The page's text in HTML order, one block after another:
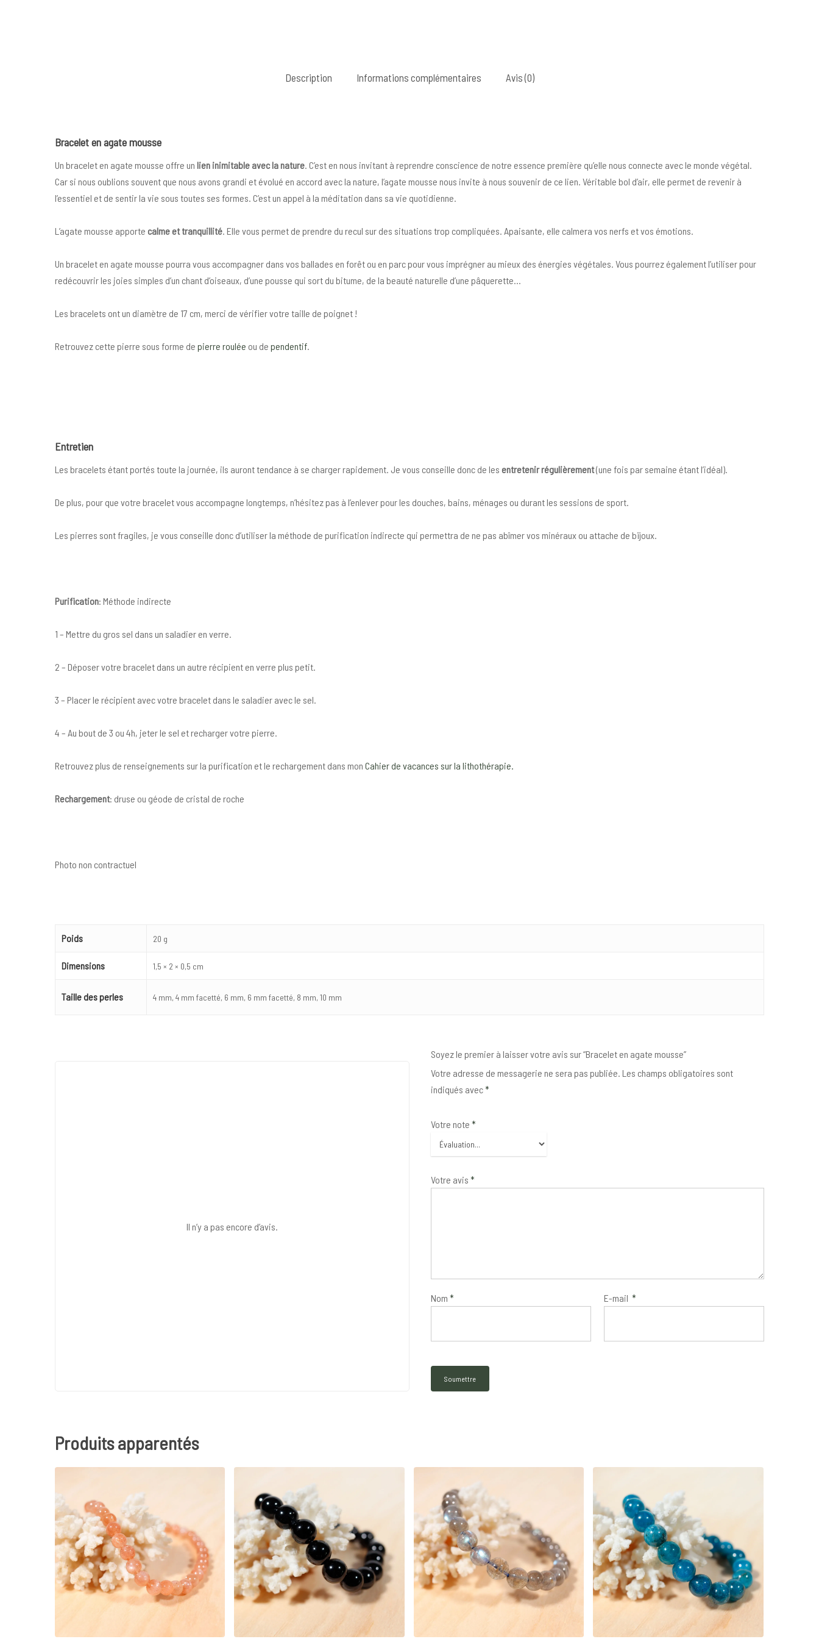
Description Informations complémentaires Avis (0)
Bracelet en agate mousse
Un bracelet en agate mousse offre unlien inimitable avec la nature. C’est en nous invitant à reprendre conscience de notre essence première qu’elle nous connecte avec le monde végétal.
Car si nous oublions souvent que nous avons grandi et évolué en accord avec la nature, l’agate mousse nous invite à nous souvenir de ce lien. Véritable bol d’air, elle permet de revenir à
l’essentiel et de sentir la vie sous toutes ses formes. C’est un appel à la méditation dans sa vie quotidienne.
L’agate mousse apporte calme et tranquillité. Elle vous permet de prendre du recul sur des situations trop compliquées. Apaisante, elle calmera vos nerfs et vos émotions.
Un bracelet en agate mousse pourra vous accompagner dans vos ballades en forêt ou en parc pour vous imprégner au mieux des énergies végétales. Vous pourrez également l’utiliser pour
redécouvrir les joies simples d’un chant d’oiseaux, d’une pousse qui sort du bitume, de la beauté naturelle d’une pâquerette…
Les bracelets ont un diamètre de 17 cm, merci de vérifier votre taille de poignet !
Retrouvez cette pierre sous forme depierre roulée ou dependentif.
Entretien
Les bracelets étant portés toute la journée, ils auront tendance à se charger rapidement. Je vous conseille donc de les entretenir régulièrement(une fois par semaine étant l’idéal).
De plus, pour que votre bracelet vous accompagne longtemps, n’hésitez pas à l’enlever pour les douches, bains, ménages ou durant les sessions de sport.
Les pierres sont fragiles, je vous conseille donc d’utiliser la méthode de purification indirecte qui permettra de ne pas abîmer vos minéraux ou attache de bijoux.
Purification: Méthode indirecte
1 – Mettre du gros sel dans un saladier en verre.
2 – Déposer votre bracelet dans un autre récipient en verre plus petit.
3 – Placer le récipient avec votre bracelet dans le saladier avec le sel.
4 – Au bout de 3 ou 4h, jeter le sel et recharger votre pierre.
Retrouvez plus de renseignements sur la purification et le rechargement dans mon Cahier de vacances sur la lithothérapie.
Rechargement: druse ou géode de cristal de roche
Photo non contractuel
Poids 20 g
Dimensions 1,5 × 2 × 0,5 cm
Taille des perles 4 mm, 4 mm facetté, 6 mm, 6 mm facetté, 8 mm, 10 mm
Il n’y a pas encore d’avis.
Soyez le premier à laisser votre avis sur “Bracelet en agate mousse”
Votre adresse de messagerie ne sera pas publiée. Les champs obligatoires sont
indiqués avec*
Votre note *
Votre avis *
Nom * E-mail*
Produits apparentés
30€ 34€ 26€ 25€ 40€ 15€ 36€